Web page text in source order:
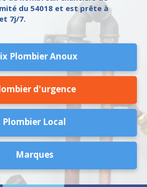
du 54018 et est prête à
7j/7.
Plombier Anoux
d'urgence
Plombier Local
Marques